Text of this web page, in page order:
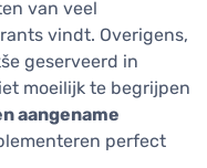
van veel
vindt. Overigens,
geserveerd in
moeilijk te begrijpen
aangename
perfect